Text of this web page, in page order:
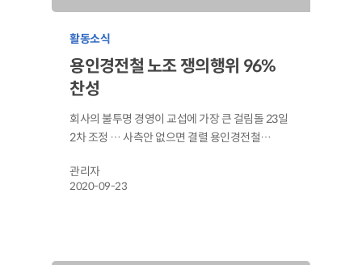
활동소식
용인경전철 노조 쟁의행위 96%
찬성
회사의 불투명 경영이 교섭에 가장 큰 걸림돌 23일
2차 조정 … 사측안 없으면 결렬 용인경전철…
관리자
2020-09-23